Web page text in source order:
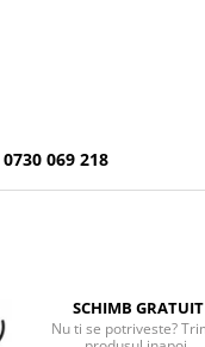
0730 069 218
SCHIMB GRATUIT
Nu ti se potriveste?